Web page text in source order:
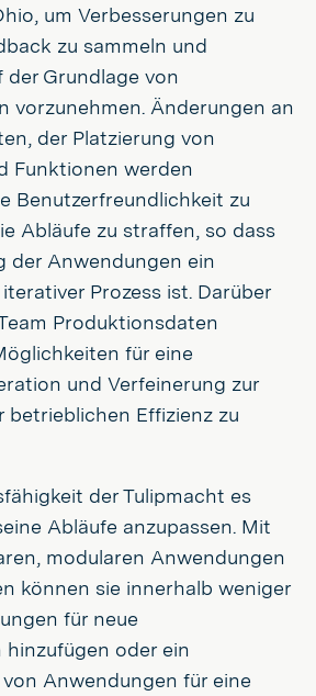
um Verbesserungen zu
zu sammeln und
der Grundlage von
vorzunehmen. Änderungen an
der Platzierung von
Funktionen werden
Benutzerfreundlichkeit zu
Abläufe zu straffen, so dass
der Anwendungen ein
Prozess ist. Darüber
Produktionsdaten
für eine
und Verfeinerung zur
betrieblichen Effizienz zu
der Tulipmacht es
Abläufe anzupassen. Mit
modularen Anwendungen
können sie innerhalb weniger
für neue
oder ein
Anwendungen für eine